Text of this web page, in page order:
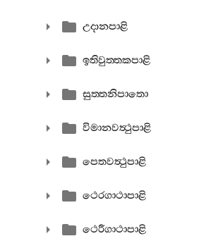
උදානපාළි
ඉතිවුත‍්තකපාළි
සුත‍්තනිපාතො
විමානවත්‍ථුපාළි
පෙතවත්‍ථුපාළි
ථෙරගාථාපාළි
ථෙරීගාථාපාළි